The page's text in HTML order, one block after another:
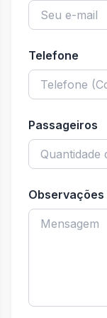
Telefone
Passageiros
Observações